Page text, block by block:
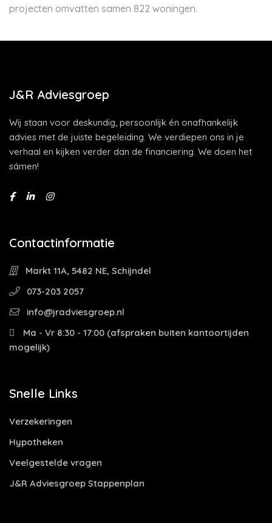
projecten omvatten samen 822 woningen.
J&R Adviesgroep
Wij staan voor deskundig, persoonlijk én onafhankelijk
advies met de juiste begeleiding. We verdiepen ons in je
verhaal en kijken verder dan de financiering. We doen het
sámen!
Contactinformatie
Markt 11A, 5482 NE, Schijndel
073-203 2057
info@jradviesgroep.nl
Ma - Vr 8:30 - 17:00 (afspraken buiten kantoortijden
mogelijk)
Snelle Links
Verzekeringen
Hypotheken
Veelgestelde vragen
J&R Adviesgroep Stappenplan